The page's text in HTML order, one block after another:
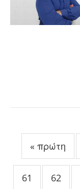
« πρώτη
61 62